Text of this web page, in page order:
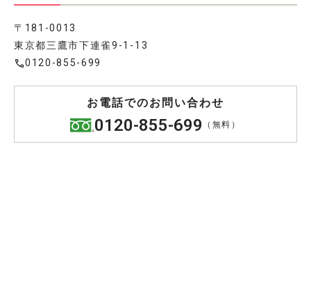
〒181-0013
東京都三鷹市下連雀9-1-13
0120-855-699
お電話でのお問い合わせ
0120-855-699 （無料）